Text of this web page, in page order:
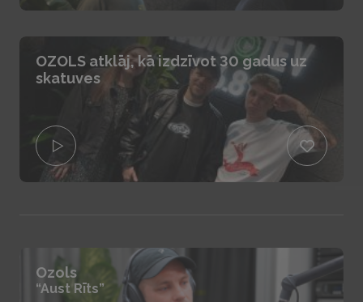
OZOLS atklāj, kā izdzīvot 30 gadus uz
skatuves
Ozols
“Aust Rīts”